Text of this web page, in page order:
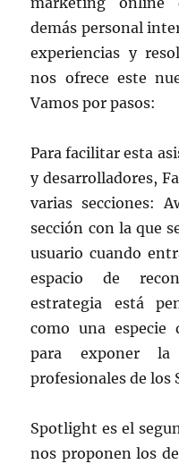
demás personal
experiencias y
nos ofrece este
Vamos por pasos:
Para facilitar esta
y desarrolladores,
varias secciones:
sección con la que
usuario cuando
espacio de
estrategia está
como una especie
para exponer
profesionales de los
Spotlight es el
nos proponen los